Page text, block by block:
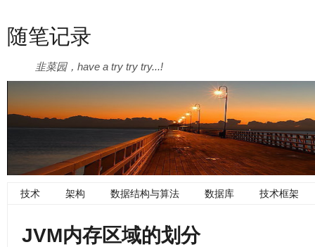
随笔记录
韭菜园，have a try try try...!
技术 架构 数据结构与算法 数据库 技术框架
JVM内存区域的划分